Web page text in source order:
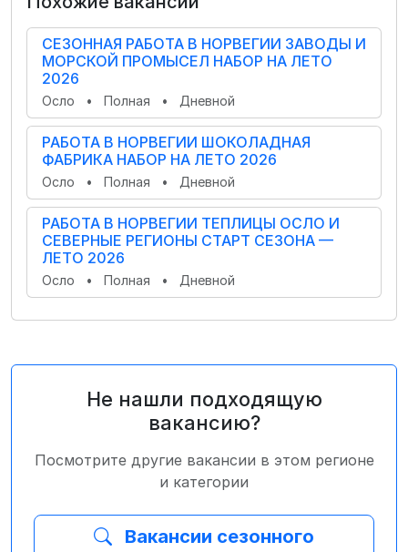
СЕЗОННАЯ РАБОТА В НОРВЕГИИ ЗАВОДЫ И
МОРСКОЙ ПРОМЫСЕЛ НАБОР НА ЛЕТО
2026
Осло • Полная • Дневной
РАБОТА В НОРВЕГИИ ШОКОЛАДНАЯ
ФАБРИКА НАБОР НА ЛЕТО 2026
Осло • Полная • Дневной
РАБОТА В НОРВЕГИИ ТЕПЛИЦЫ ОСЛО И
СЕВЕРНЫЕ РЕГИОНЫ СТАРТ СЕЗОНА —
ЛЕТО 2026
Осло • Полная • Дневной
Не нашли подходящую
вакансию?
Посмотрите другие вакансии в этом регионе
и категории
Вакансии сезонного